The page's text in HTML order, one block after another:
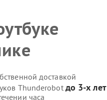
доставкой
Thunderobot до 3-х лет
часа